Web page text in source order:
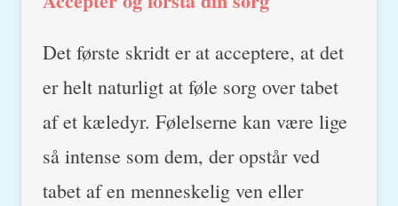
Det første skridt er at acceptere, at det
er helt naturligt at føle sorg over tabet
af et kæledyr. Følelserne kan være lige
så intense som dem, der opstår ved
tabet af en menneskelig ven eller